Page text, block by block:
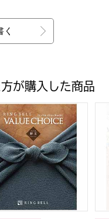
が購入した商品
フト】【年間ギフト】
ーチョイス 新玉(あら